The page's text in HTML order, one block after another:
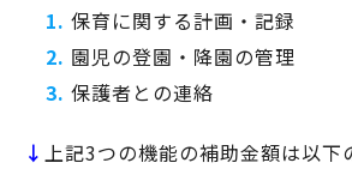
保育に関する計画・記録
園児の登園・降園の管理
保護者との連絡
↓ 上記3つの機能の補助金額は以下